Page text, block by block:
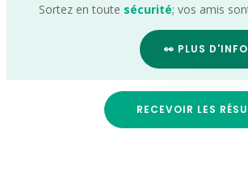
Sortez en toute sécurité; vos amis
👀 PLUS
RECEVOIR LES